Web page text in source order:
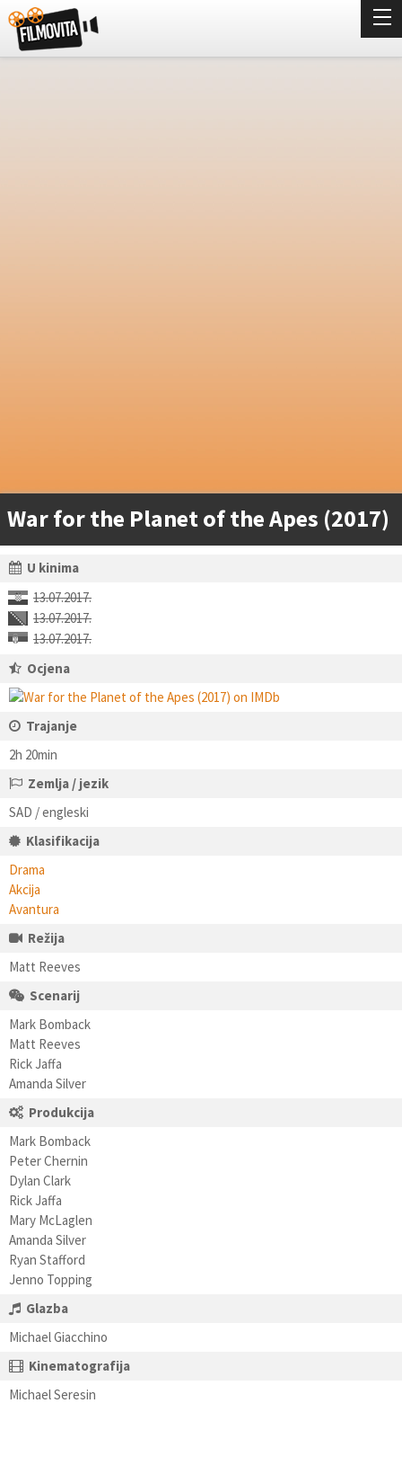
War for the Planet of the Apes (2017)
U kinima
13.07.2017.
13.07.2017.
13.07.2017.
Ocjena
Trajanje
2h 20min
Zemlja / jezik
SAD / engleski
Klasifikacija
Drama
Akcija
Avantura
Režija
Matt Reeves
Scenarij
Mark Bomback
Matt Reeves
Rick Jaffa
Amanda Silver
Produkcija
Mark Bomback
Peter Chernin
Dylan Clark
Rick Jaffa
Mary McLaglen
Amanda Silver
Ryan Stafford
Jenno Topping
Glazba
Michael Giacchino
Kinematografija
Michael Seresin